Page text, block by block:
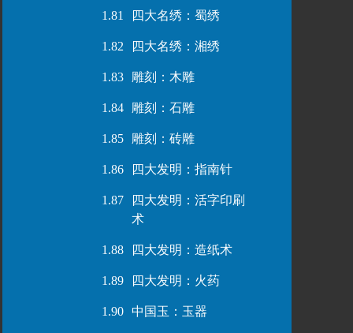
1.81 四大名绣：蜀绣
1.82 四大名绣：湘绣
1.83 雕刻：木雕
1.84 雕刻：石雕
1.85 雕刻：砖雕
1.86 四大发明：指南针
1.87
四大发明：活字印刷
术
1.88 四大发明：造纸术
1.89 四大发明：火药
1.90 中国玉：玉器